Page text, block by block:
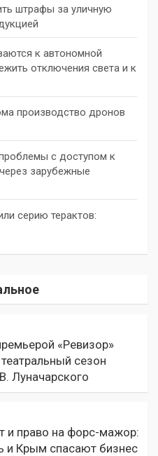
штрафы за уличную
к автономной
отключения света и к
производство дронов
с доступом к
зарубежные
серию терактов:
«Ревизор»
сезон
Луначарского
и право на форс-мажор:
и Крым спасают бизнес